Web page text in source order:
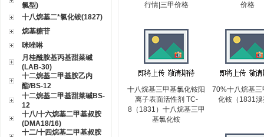
氯型)
十八烷基二*氯化铵(1827)
烷基糖苷
咪唑啉
月桂酰胺基丙基甜菜碱
(LAB-30)
十二烷基二甲基胺乙内
酯/BS-12
十二烷基二甲基甜菜碱BS-
12
十八/十六烷基二甲基叔胺
(DMA18/16)
十二/十四烷基二甲基叔胺
行情|三甲价格
价格
十八烷基三甲基氯化铵阳
离子表面活性剂 TC-
8（1831）十八烷基三甲
基氯化铵
70%十八烷基三
化铵（1831